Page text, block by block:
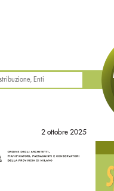
2 ottobre 2025